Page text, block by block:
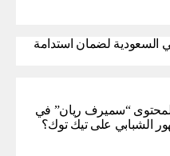
لضمان استدامة
“سميرف ريان” في
الشبابي على تيك توك؟